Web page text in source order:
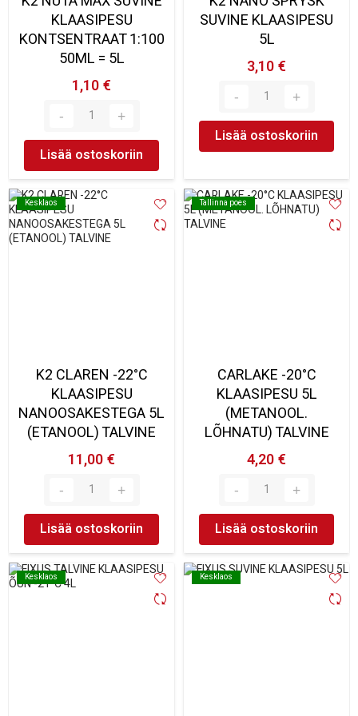
KLAASIPESU
KONTSENTRAAT 1:100
50ML = 5L
1,10 €
Lisää ostoskoriin
SUVINE KLAASIPESU
5L
3,10 €
Lisää ostoskoriin
Kesklaos
Kesklaos
K2 CLAREN -22°C
KLAASIPESU
NANOOSAKESTEGA 5L
(ETANOOL) TALVINE
11,00 €
Lisää ostoskoriin
Tallinna poes
Tallinna poes
CARLAKE -20°C
KLAASIPESU 5L
(METANOOL.
LÕHNATU) TALVINE
4,20 €
Lisää ostoskoriin
Kesklaos
Kesklaos Kesklaos
Kesklaos